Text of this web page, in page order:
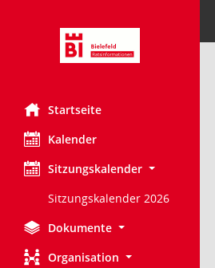
Startseite
Kalender
Sitzungskalender
Sitzungskalender 2026
Dokumente
Organisation